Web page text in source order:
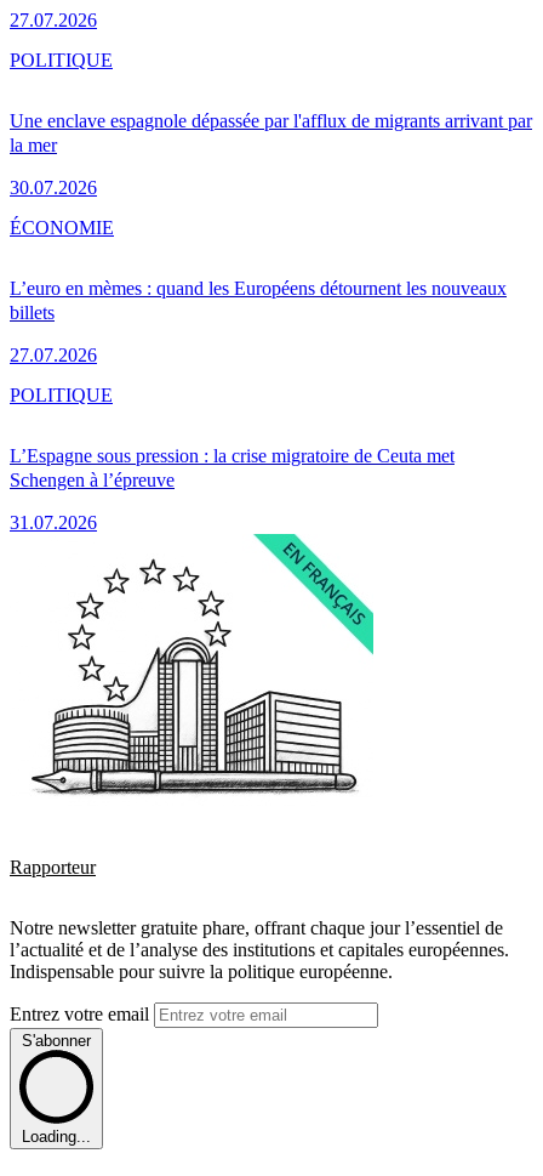
27.07.2026
Une enclave espagnole dépassée par l'afflux de migrants arrivant par
la mer
30.07.2026
POLITIQUE
L’euro en mèmes : quand les Européens détournent les nouveaux
billets
27.07.2026
ÉCONOMIE
L’Espagne sous pression : la crise migratoire de Ceuta met
Schengen à l’épreuve
31.07.2026
POLITIQUE
Rapporteur
Notre newsletter gratuite phare, offrant chaque jour l’essentiel de
l’actualité et de l’analyse des institutions et capitales européennes.
Indispensable pour suivre la politique européenne.
Entrez votre email
S'abonner
Loading...